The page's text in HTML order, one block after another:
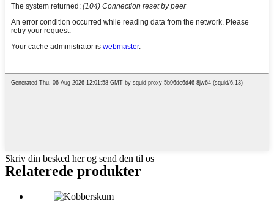
Skriv din besked her og send den til os
Relaterede produkter